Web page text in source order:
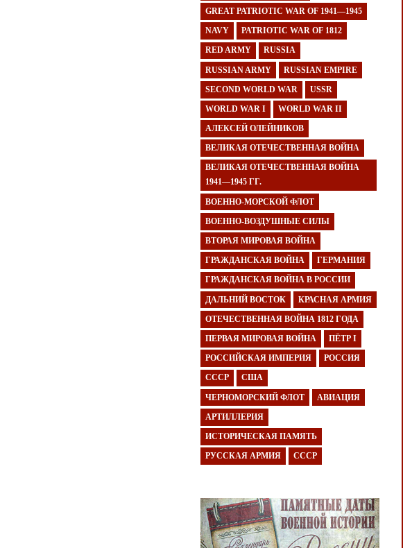
GREAT PATRIOTIC WAR OF 1941—1945
NAVY PATRIOTIC WAR OF 1812
RED ARMY RUSSIA
RUSSIAN ARMY RUSSIAN EMPIRE
SECOND WORLD WAR USSR
WORLD WAR I WORLD WAR II
АЛЕКСЕЙ ОЛЕЙНИКОВ
ВЕЛИКАЯ ОТЕЧЕСТВЕННАЯ ВОЙНА
ВЕЛИКАЯ ОТЕЧЕСТВЕННАЯ ВОЙНА
1941—1945 ГГ.
ВОЕННО-МОРСКОЙ ФЛОТ
ВОЕННО-ВОЗДУШНЫЕ СИЛЫ
ВТОРАЯ МИРОВАЯ ВОЙНА
ГРАЖДАНСКАЯ ВОЙНА ГЕРМАНИЯ
ГРАЖДАНСКАЯ ВОЙНА В РОССИИ
ДАЛЬНИЙ ВОСТОК КРАСНАЯ АРМИЯ
ОТЕЧЕСТВЕННАЯ ВОЙНА 1812 ГОДА
ПЕРВАЯ МИРОВАЯ ВОЙНА ПЁТР I
РОССИЙСКАЯ ИМПЕРИЯ РОССИЯ
СССР США
ЧЕРНОМОРСКИЙ ФЛОТ АВИАЦИЯ
АРТИЛЛЕРИЯ
ИСТОРИЧЕСКАЯ ПАМЯТЬ
РУССКАЯ АРМИЯ СССР